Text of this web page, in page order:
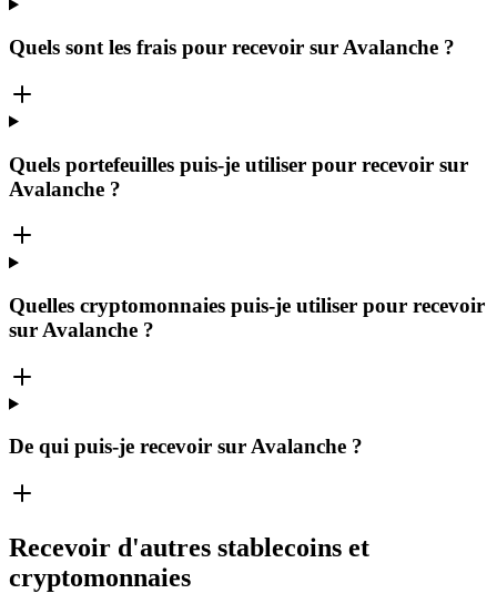
Quels sont les frais pour recevoir sur Avalanche ?
Quels portefeuilles puis-je utiliser pour recevoir sur
Avalanche ?
Quelles cryptomonnaies puis-je utiliser pour recevoir
sur Avalanche ?
De qui puis-je recevoir sur Avalanche ?
Recevoir d'autres stablecoins et
cryptomonnaies